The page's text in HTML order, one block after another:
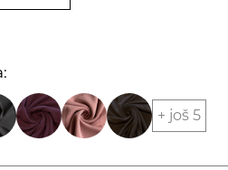
+ još 5